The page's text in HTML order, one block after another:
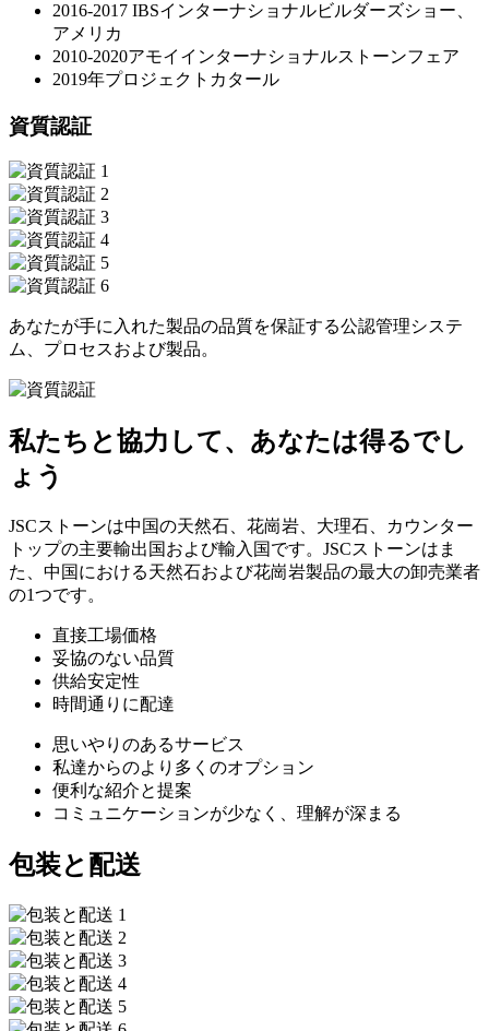
2016-2017 IBSインターナショナルビルダーズショー、
アメリカ
2010-2020アモイインターナショナルストーンフェア
2019年プロジェクトカタール
資質認証
あなたが手に入れた製品の品質を保証する公認管理システ
ム、プロセスおよび製品。
私たちと協力して、あなたは得るでし
ょう
JSCストーンは中国の天然石、花崗岩、大理石、カウンター
トップの主要輸出国および輸入国です。JSCストーンはま
た、中国における天然石および花崗岩製品の最大の卸売業者
の1つです。
直接工場価格
妥協のない品質
供給安定性
時間通りに配達
思いやりのあるサービス
私達からのより多くのオプション
便利な紹介と提案
コミュニケーションが少なく、理解が深まる
包装と配送